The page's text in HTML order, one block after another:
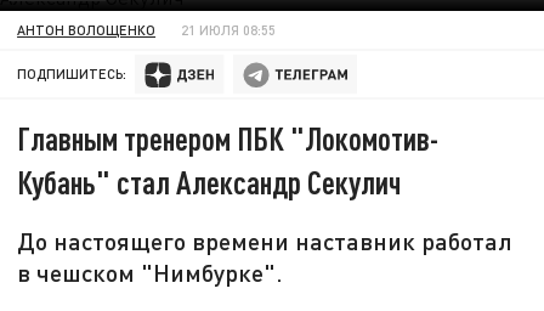
АНТОН ВОЛОЩЕНКО 21 ИЮЛЯ 08:55
ПОДПИШИТЕСЬ:
Главным тренером ПБК "Локомотив-
Кубань" стал Александр Секулич
До настоящего времени наставник работал
в чешском "Нимбурке".